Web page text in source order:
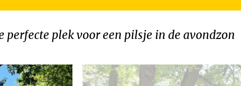
perfecte plek voor een pilsje in de avondzon